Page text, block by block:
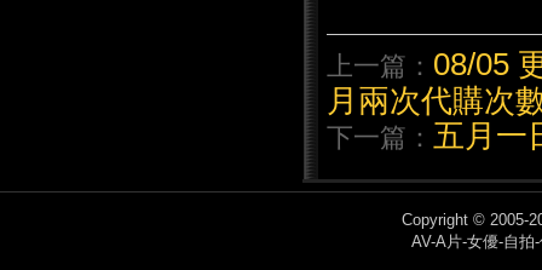
上一篇： 08/05
月兩次代購次
下一篇： 五月一
Copyright © 2005-
AV-A片-女優-自拍